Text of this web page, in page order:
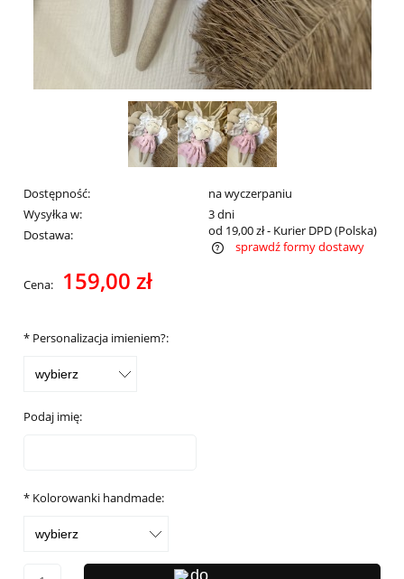
Dostępność:
na wyczerpaniu
Wysyłka w:
3 dni
Dostawa:
od 19,00 zł- Kurier DPD(Polska)
sprawdź formy dostawy
Cena: 159,00 zł
* Personalizacja imieniem?:
Podaj imię:
* Kolorowanki handmade: